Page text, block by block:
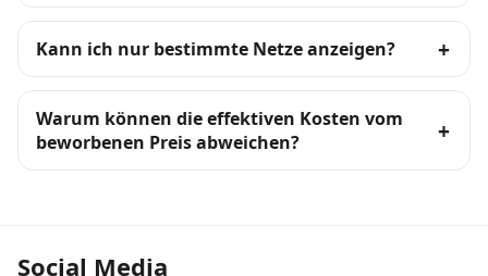
Kann ich nur bestimmte Netze anzeigen?
Warum können die effektiven Kosten vom
beworbenen Preis abweichen?
Social Media